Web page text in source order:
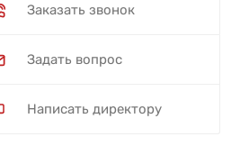
Заказать звонок
Задать вопрос
Написать директору